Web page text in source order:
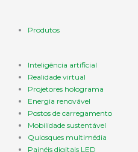
Produtos
Inteligência artificial
Realidade virtual
Projetores holograma
Energia renovável
Postos de carregamento
Mobilidade sustentável
Quiosques multimédia
Painéis digitais LED